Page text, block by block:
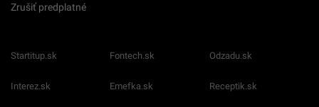
Zrušiť predplatné
Startitup.sk Fontech.sk Odzadu.sk
Interez.sk Emefka.sk Receptik.sk